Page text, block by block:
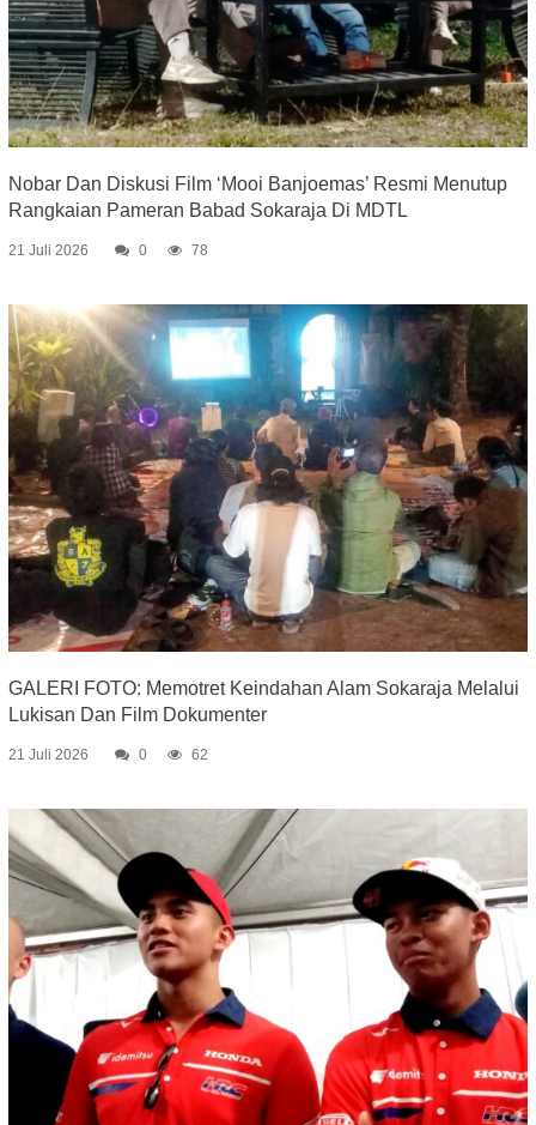
Nobar Dan Diskusi Film ‘Mooi Banjoemas’ Resmi Menutup
Rangkaian Pameran Babad Sokaraja Di MDTL
21 Juli 2026 0 78
GALERI FOTO: Memotret Keindahan Alam Sokaraja Melalui
Lukisan Dan Film Dokumenter
21 Juli 2026 0 62